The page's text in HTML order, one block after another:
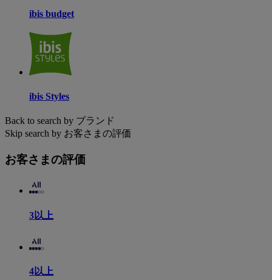
ibis budget
ibis Styles
Back to search by ブランド
Skip search by お客さまの評価
お客さまの評価
3以上
4以上